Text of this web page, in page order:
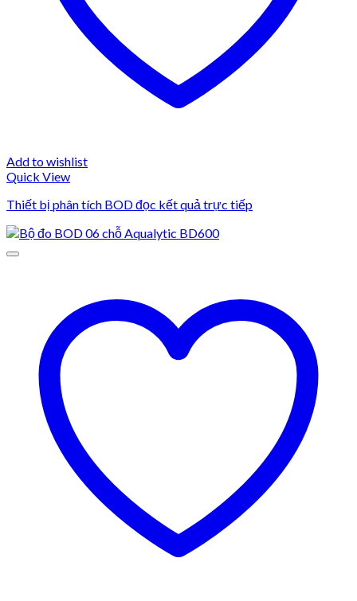
Add to wishlist
Quick View
Thiết bị phân tích BOD đọc kết quả trực tiếp